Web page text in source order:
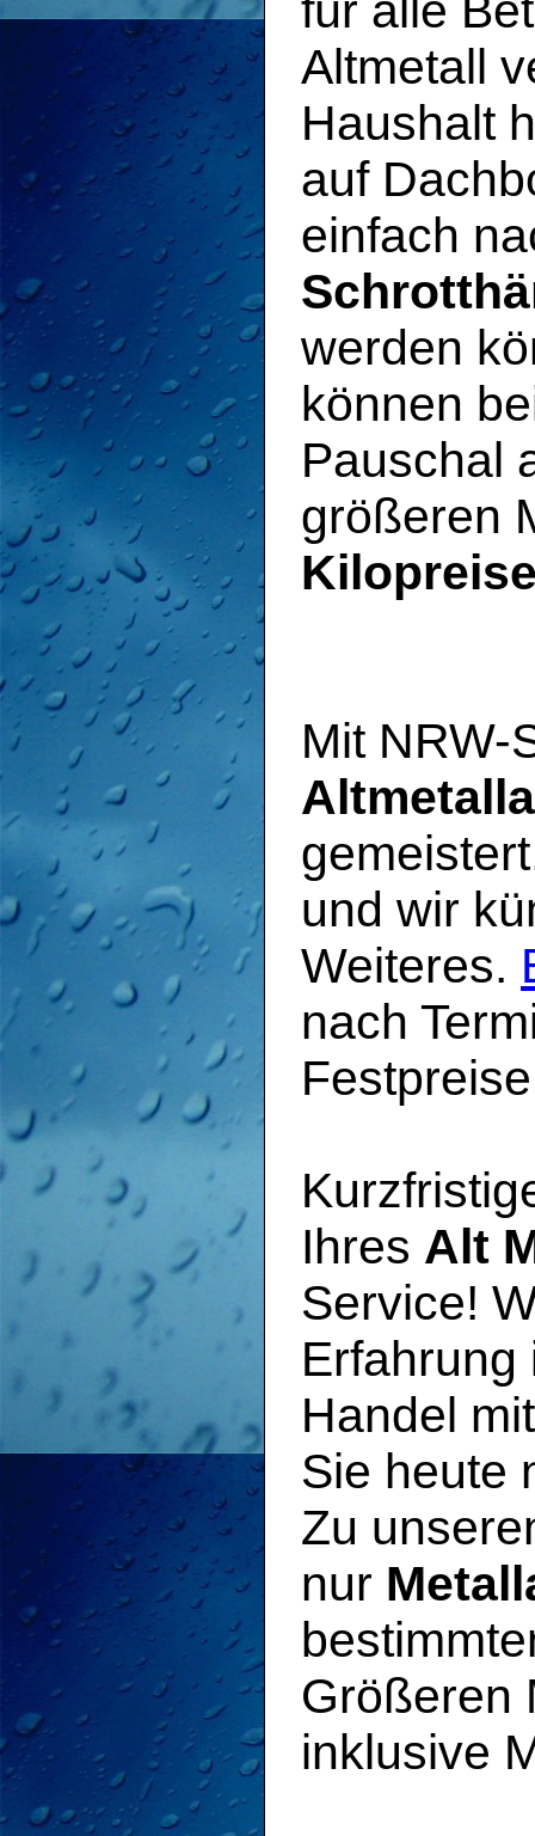
Altmetall
Haushalt
auf
einfach
werden
können
Pauschal
größeren
Mit NRW-
und wir
Weiteres.
nach
Ihres Alt
Service!
Erfahrung
Handel
Sie heute
Zu
nur
Größeren
inklusive